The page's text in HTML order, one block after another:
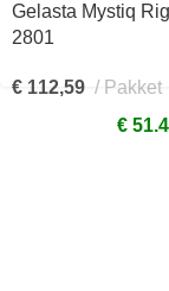
Gelasta Mystiq
2801
€ 112,59
Pakket
€